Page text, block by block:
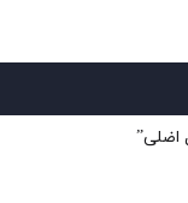
اضلی”